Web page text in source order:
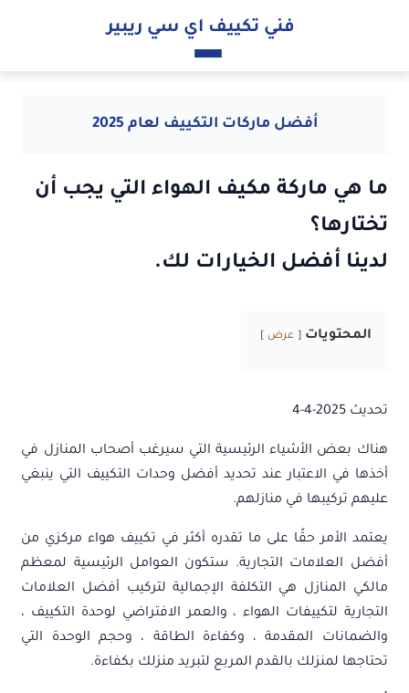
فني تكييف اي سي ريبير
أفضل ماركات التكييف لعام 2025
ما هي ماركة مكيف الهواء التي يجب أن
تختارها؟
لدينا أفضل الخيارات لك.
المحتويات عرض
تحديث 2025-4-4
هناك بعض الأشياء الرئيسية التي سيرغب أصحاب المنازل في
أخذها في الاعتبار عند تحديد أفضل وحدات التكييف التي ينبغي
عليهم تركيبها في منازلهم.
يعتمد الأمر حقًا على ما تقدره أكثر في تكييف هواء مركزي من
أفضل العلامات التجارية. ستكون العوامل الرئيسية لمعظم
مالكي المنازل هي التكلفة الإجمالية لتركيب أفضل العلامات
التجارية لتكييفات الهواء ، والعمر الافتراضي لوحدة التكييف ،
والضمانات المقدمة ، وكفاءة الطاقة ، وحجم الوحدة التي
تحتاجها لمنزلك بالقدم المربع لتبريد منزلك بكفاءة.